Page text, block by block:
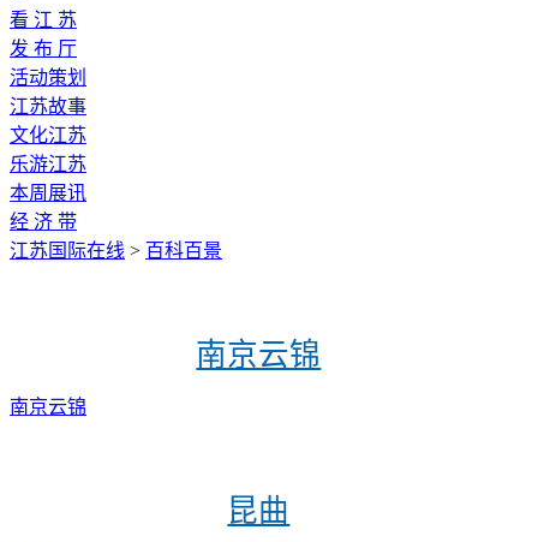
看 江 苏
发 布 厅
活动策划
江苏故事
文化江苏
乐游江苏
本周展讯
经 济 带
江苏国际在线 > 百科百景
南京云锦
南京云锦
昆曲